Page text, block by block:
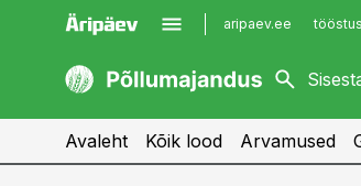
aripaev.ee
kaubandus.ee
kinnisvarauudised.ee
Avaleht Kõik lood Arvamused